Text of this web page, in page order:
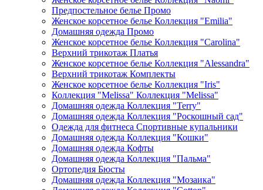
Предпостельное белье Промо
Женское корсетное белье Коллекция "Emilia"
Домашняя одежда Промо
Женское корсетное белье Коллекция "Carolina"
Верхний трикотаж Платья
Женское корсетное белье Коллекция "Alessandra"
Верхний трикотаж Комплекты
Женское корсетное белье Коллекция "Iris"
Коллекция "Melissa" Коллекция "Melissa"
Домашняя одежда Коллекция "Terry"
Домашняя одежда Коллекция "Роскошный сад"
Одежда для фитнеса Спортивные купальники
Домашняя одежда Коллекция "Кошки"
Домашняя одежда Кофты
Домашняя одежда Коллекция "Пальма"
Ортопедия Бюсты
Домашняя одежда Коллекция "Мозаика"